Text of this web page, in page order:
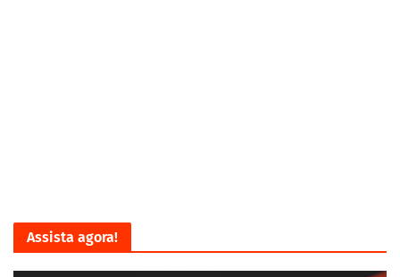
Assista agora!